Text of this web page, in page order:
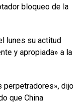
bloqueo de la
lunes su actitud
y apropiada» a la
perpetradores», dijo
que China